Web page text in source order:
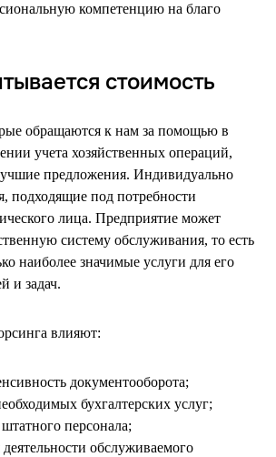
компетенцию на благо
стоимость
обращаются к нам за помощью в
учета хозяйственных операций,
предложения. Индивидуально
подходящие под потребности
лица. Предприятие может
систему обслуживания, то есть
наиболее значимые услуги для его
и задач.
влияют:
документооборота;
бухгалтерских услуг;
персонала;
обслуживаемого